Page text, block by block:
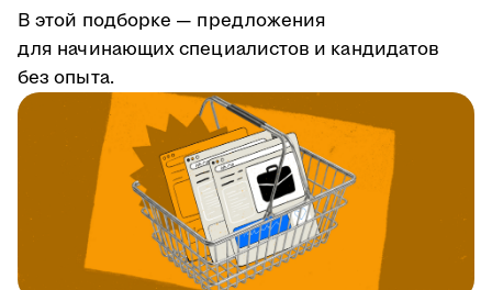
В этой подборке — предложения
для начинающих специалистов и кандидатов
без опыта.